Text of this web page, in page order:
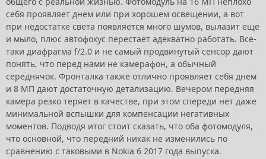
себя проявляет днем или при хорошем освещении, а вот
при недостатке света появляется много шумов, вылазит еще
и мыло, плюс автофокус перестает адекватно работать. Все-
таки диафрагма f/2.0 и не самый продвинутый сенсор дают
понять, что перед нами не камерафон, а обычный
середнячок. Фронталка также отлично проявляет себя днем
и 8 МП дают достаточную детализацию. Вечером передняя
камера резко теряет в качестве, при этом спереди нет даже
минимальной вспышки для компенсации негативных
моментов. Подводя итог стоит сказать, что оба фотомодуля,
что основной, что передний никак не изменились по
сравнению с таковыми в Nokia 6 2017 года выпуска.